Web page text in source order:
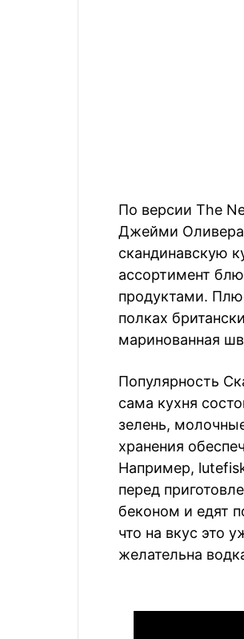
По версии The
Джейми
скандинавскую
ассортимент
продуктами.
полках
маринованная
Популярность
сама кухня
зелень,
хранения
Например,
перед
беконом и едят
что на вкус это
желательна